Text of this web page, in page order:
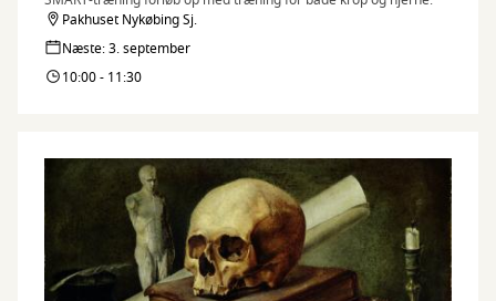
Pakhuset Nykøbing Sj.
Næste: 3. september
10:00 - 11:30